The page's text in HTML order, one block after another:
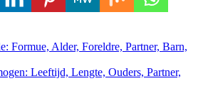
Formue, Alder, Foreldre, Partner, Barn,
Leeftijd, Lengte, Ouders, Partner,